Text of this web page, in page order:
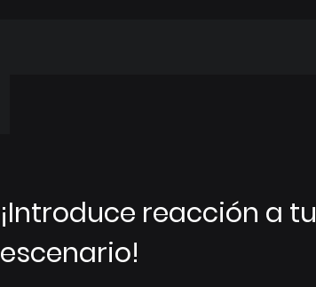
¡Introduce reacción a tu
escenario!